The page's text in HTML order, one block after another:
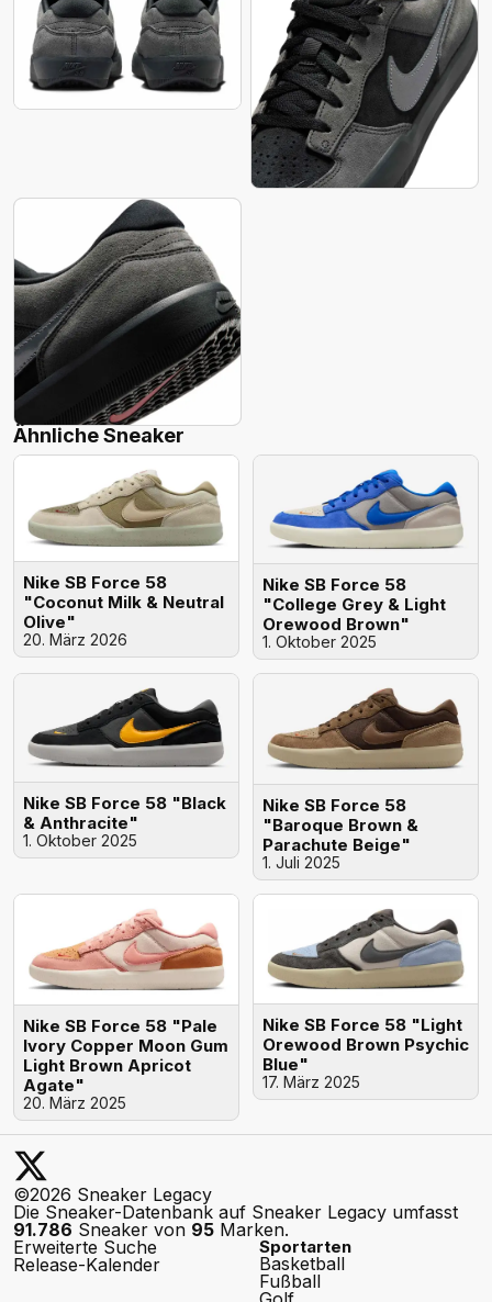
Ähnliche Sneaker
Nike SB Force 58
"Coconut Milk & Neutral
Olive"
20. März 2026
Nike SB Force 58
"College Grey & Light
Orewood Brown"
1. Oktober 2025
Nike SB Force 58 "Black
& Anthracite"
1. Oktober 2025
Nike SB Force 58
"Baroque Brown &
Parachute Beige"
1. Juli 2025
Nike SB Force 58 "Pale
Ivory Copper Moon Gum
Light Brown Apricot
Agate"
20. März 2025
Nike SB Force 58 "Light
Orewood Brown Psychic
Blue"
17. März 2025
©2026 Sneaker Legacy
Die Sneaker-Datenbank auf Sneaker Legacy umfasst
91.786 Sneaker von 95 Marken.
Erweiterte Suche
Release-Kalender
Sportarten
Basketball
Fußball